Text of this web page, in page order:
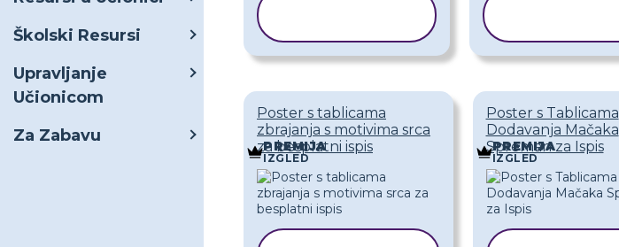
Školski Resursi
Upravljanje
Učionicom
Za Zabavu
Poster s tablicama
zbrajanja s motivima srca
za besplatni ispis
PREMIJA
IZGLED
Poster s Tablicama
Dodavanja Mačaka
Spreman za Ispis
PREMIJA
IZGLED